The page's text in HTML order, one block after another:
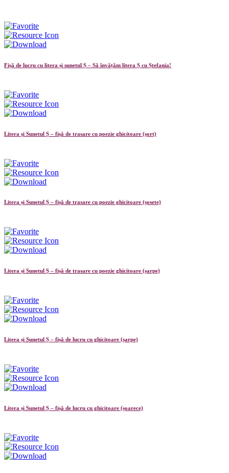
Fișă de lucru cu litera și sunetul Ș – Să învățăm litera Ș cu Ștefania!
Litera și Sunetul Ș – fișă de trasare cu poezie ghicitoare (șort)
Litera și Sunetul Ș – fișă de trasare cu poezie ghicitoare (șosete)
Litera și Sunetul Ș – fișă de trasare cu poezie ghicitoare (șarpe)
Litera și Sunetul Ș – fișă de lucru cu ghicitoare (șarpe)
Litera și Sunetul Ș – fișă de lucru cu ghicitoare (șoarece)